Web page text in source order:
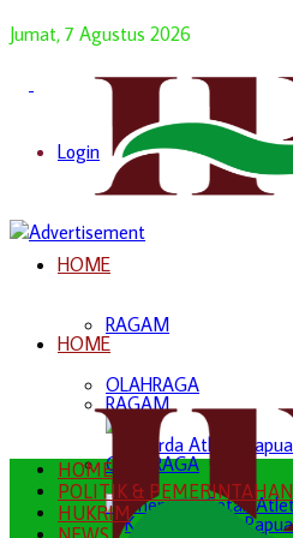
Jumat, 7 Agustus 2026
Login
HOME
RAGAM
OLAHRAGA
HOME
RAGAM
OLAHRAGA
HOME
POLITIK & PEMERINTAHAN
HUKRIM